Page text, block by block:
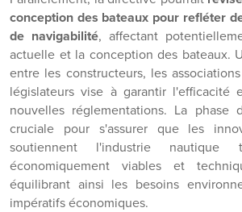
conception des bateaux pour refléter
de navigabilité, affectant
actuelle et la conception des bateaux.
entre les constructeurs, les
législateurs vise à garantir l'efficacité
nouvelles réglementations. La phase
cruciale pour s'assurer que les
soutiennent l'industrie
économiquement viables et
équilibrant ainsi les besoins
impératifs économiques.